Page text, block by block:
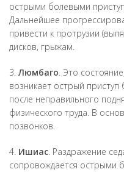
острыми болевыми
Дальнейшее
привести к протрузии
дисков, грыжам.
3. Люмбаго. Это
возникает острый приступ
после неправильного
физического труда. В
позвонков.
4. Ишиас. Раздражение
сопровождается острыми